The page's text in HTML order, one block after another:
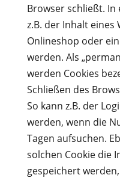
Browser schließt. In
z.B. der Inhalt
Onlineshop oder
werden. Als
werden Cookies
Schließen des
So kann z.B. der
werden, wenn die
Tagen aufsuchen.
solchen Cookie die
gespeichert